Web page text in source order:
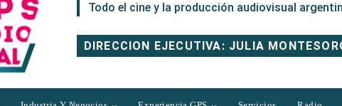
Todo el cine y la producción audiovisual
DIRECCION EJECUTIVA: JULIA